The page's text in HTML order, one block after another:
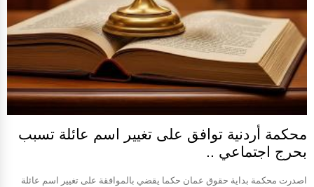
محكمة أردنية توافق على تغيير اسم عائلة تسبب
بحرج اجتماعي ..
اصدرت محكمة بداية حقوق عمان حكما يقضي بالموافقة على تغيير اسم عائلة